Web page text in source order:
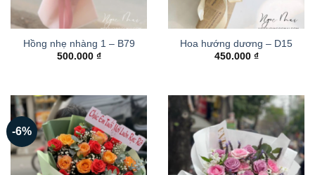
Hồng nhẹ nhàng 1 – B79
500.000 ₫
Hoa hướng dương – D15
450.000 ₫
-6%